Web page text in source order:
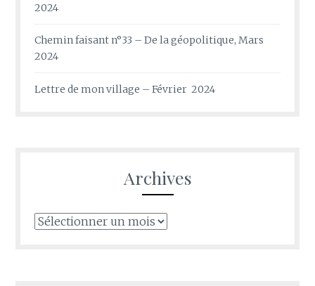
2024
Chemin faisant n°33 – De la géopolitique, Mars
2024
Lettre de mon village – Février 2024
Archives
Archives